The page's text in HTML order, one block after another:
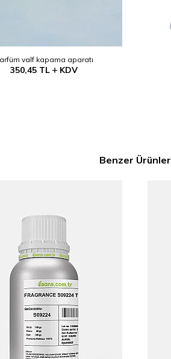
valf kapama aparatı
350,45TL KDV
Benzer Ürünler